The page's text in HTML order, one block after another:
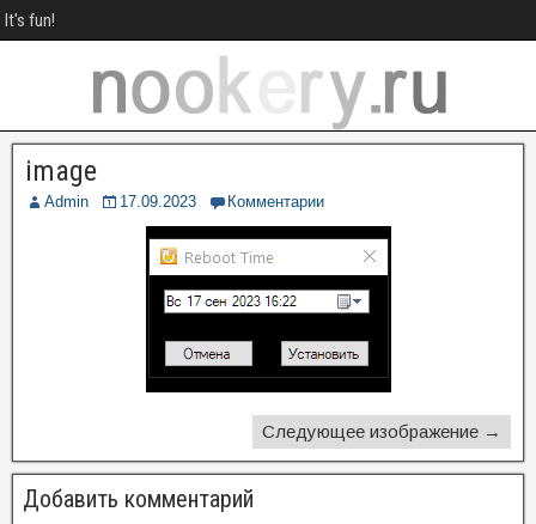
It's fun!
image
Admin 17.09.2023 Комментарии
Следующее изображение →
Добавить комментарий